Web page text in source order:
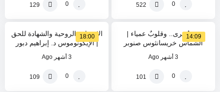
0
522
0
129
14:09
عيونٌ ترى.. وقلوبٌ عمياء |
الشماس خريسانثوس صنوبر
3 أشهر Ago
0
101
18:00
الاستنارة الروحية والشهادة للحق
| الإيكونوموس د. إبراهيم دبور
3 أشهر Ago
0
109